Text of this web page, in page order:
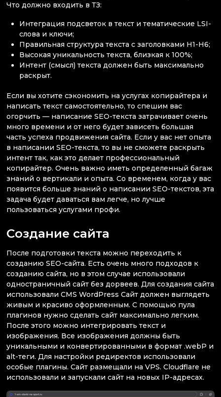
Что должно входить в ТЗ:
Интеграция подсветок в текст и тематические LSI-
слова и ключи;
Правильная структура текста с заголовками H1-H6;
Высокая уникальность текста, близкая к 100%;
Интент (смысл) текста должен быть максимально
раскрыт.
Если вы хотите сэкономить на услугах копирайтера и
написать текст самостоятельно, то спешим вас
огорчить — написание SEO-текста затрачивает очень
много времени и от него будет зависеть большая
часть успеха продвижения сайта. Если у вас нет опыта
в написании SEO-текста, то вы не сможете раскрыть
интент так, как это делает профессиональный
копирайтер. Очень важно иметь определенный багаж
знаний о вертикали и опыта. Со временем, когда у вас
появится больше знаний о написании SEO-текстов, эта
задача будет даваться вам легче, но лучше
пользоваться услугами профи.
Создание сайта
После подготовки текста можно переходить к
созданию SEO-сайта. Есть очень много подходов к
созданию сайта, но в этом случае использовали
одностраничный сайт без дорвеев. Для создания сайта
использовали CMS WordPress Сайт должен выглядеть
живым и красиво оформленным. С помощью пула
плагинов нужно сделать сайт максимально легким.
После этого можно интегрировать текст и
изображения. Все изображения должны быть
уникальными и конвертированными в формат .webP и
alt-теги. Для настройки редиректов использовали
особые плагины. Сайт размещали на VPS. Cloudflare не
использовали и запускали сайт на новых IP-адресах.